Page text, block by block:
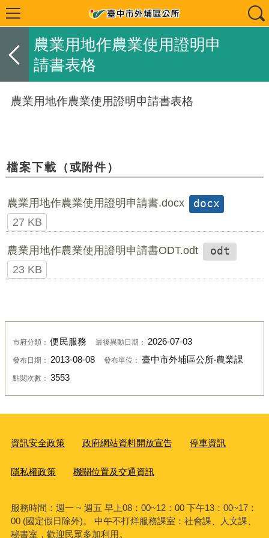
農業用地作農業使用證明申
請書表格
農業用地作農業使用證明申請書表格
檔案下載（或附件）
農業用地作農業使用證明申請書.docx
docx
27 KB
農業用地作農業使用證明申請書ODT.odt
odt
23 KB
市府分類：便民服務 最後異動日期： 2026-07-03
發布日期： 2013-08-08 發布單位： 臺中市外埔區公所‧農業課
點閱次數： 3553
資訊安全政策 政府網站資料開放宣告 停車資訊
隱私權政策 機關位置及交通資訊
服務時間：週一 ~ 週五 早上08：00~12：00 下午13：00~17：
00 (國定假日除外)。 中午不打烊服務課室：社會課、人文課、
秘書室，歡迎民眾多加利用。